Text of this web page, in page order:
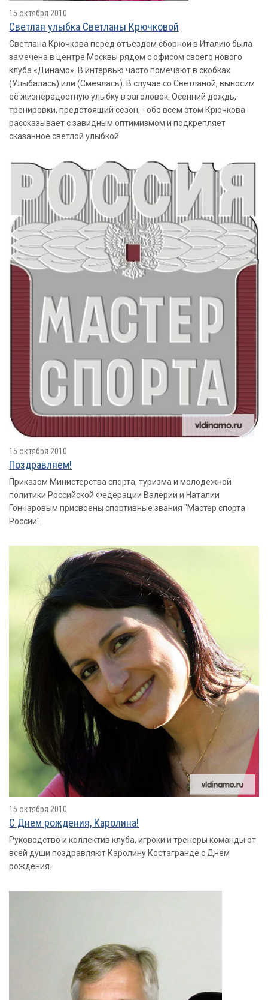
15 октября 2010
Светлая улыбка Светланы Крючковой
Светлана Крючкова перед отъездом сборной в Италию была
замечена в центре Москвы рядом с офисом своего нового
клуба «Динамо». В интервью часто помечают в скобках
(Улыбалась) или (Смеялась). В случае со Светланой, выносим
её жизнерадостную улыбку в заголовок. Осенний дождь,
тренировки, предстоящий сезон, - обо всём этом Крючкова
рассказывает с завидным оптимизмом и подкрепляет
сказанное светлой улыбкой
15 октября 2010
Поздравляем!
Приказом Министерства спорта, туризма и молодежной
политики Российской Федерации Валерии и Наталии
Гончаровым присвоены спортивные звания "Мастер спорта
России".
15 октября 2010
С Днем рождения, Каролина!
Руководство и коллектив клуба, игроки и тренеры команды от
всей души поздравляют Каролину Костагранде с Днем
рождения.